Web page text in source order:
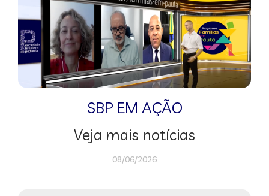
SBP EM AÇÃO
Veja mais notícias
08/06/2026